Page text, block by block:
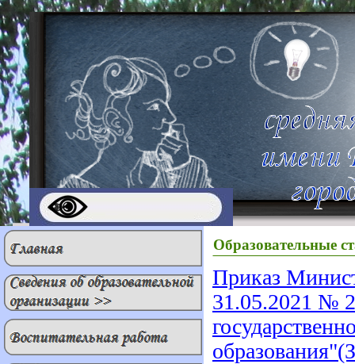
Образовательные
Приказ
31.05.2021 №